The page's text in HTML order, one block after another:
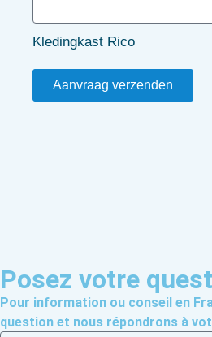
Kledingkast Rico
Aanvraag verzenden
Posez votre
Pour information ou conseil en
question et nous répondrons à